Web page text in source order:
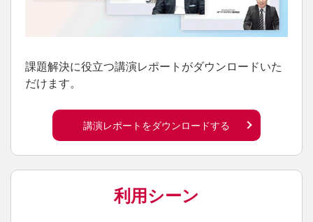
課題解決に役立つ講演レポートがダウンロードいた
だけます。
講演レポートをダウンロードする
利用シーン